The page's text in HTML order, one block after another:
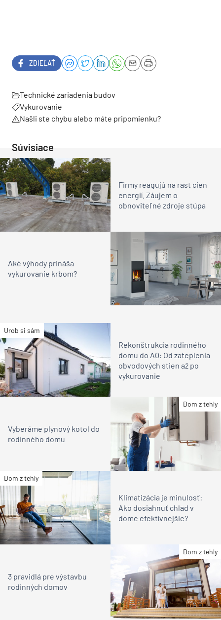
ZDIEĽAŤ
Technické zariadenia budov
Vykurovanie
Našli ste chybu alebo máte pripomienku?
Súvisiace
Firmy reagujú na rast cien
energií. Záujem o
obnoviteľné zdroje stúpa
Aké výhody prináša
vykurovanie krbom?
Urob si sám
Rekonštrukcia rodinného
domu do A0: Od zateplenia
obvodových stien až po
vykurovanie
Dom z tehly
Vyberáme plynový kotol do
rodinného domu
Dom z tehly
Klimatizácia je minulosť:
Ako dosiahnuť chlad v
dome efektívnejšie?
Dom z tehly
3 pravidlá pre výstavbu
rodinných domov